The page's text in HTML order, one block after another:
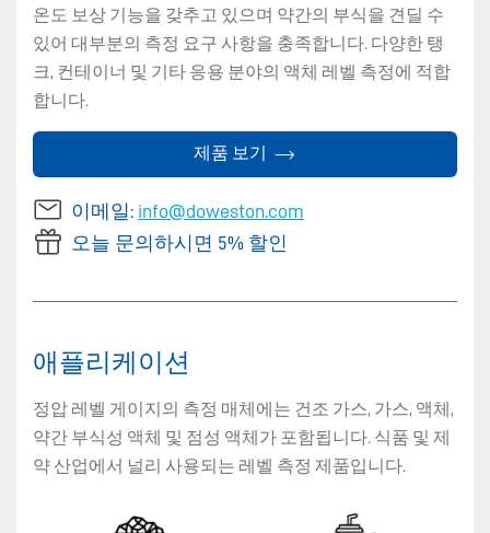
온도 보상 기능을 갖추고 있으며 약간의 부식을 견딜 수
있어 대부분의 측정 요구 사항을 충족합니다. 다양한 탱
크, 컨테이너 및 기타 응용 분야의 액체 레벨 측정에 적합
합니다.
제품 보기
이메일: info@doweston.com
오늘 문의하시면 5% 할인
애플리케이션
정압 레벨 게이지의 측정 매체에는 건조 가스, 가스, 액체,
약간 부식성 액체 및 점성 액체가 포함됩니다. 식품 및 제
약 산업에서 널리 사용되는 레벨 측정 제품입니다.